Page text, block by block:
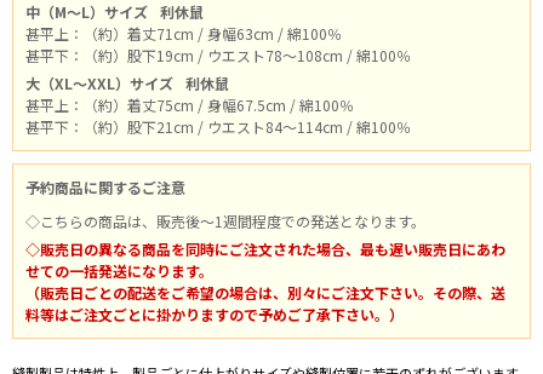
中（M～L）サイズ 利休鼠
甚平上：（約）着丈71cm / 身幅63cm / 綿100％
甚平下：（約）股下19cm / ウエスト78～108cm / 綿100％
大（XL～XXL）サイズ 利休鼠
甚平上：（約）着丈75cm / 身幅67.5cm / 綿100％
甚平下：（約）股下21cm / ウエスト84～114cm / 綿100％
予約商品に関するご注意
◇こちらの商品は、販売後～1週間程度での発送となります。
◇販売日の異なる商品を同時にご注文された場合、最も遅い販売日にあわ
せての一括発送になります。
（販売日ごとの配送をご希望の場合は、別々にご注文下さい。その際、送
料等はご注文ごとに掛かりますので予めご了承下さい。）